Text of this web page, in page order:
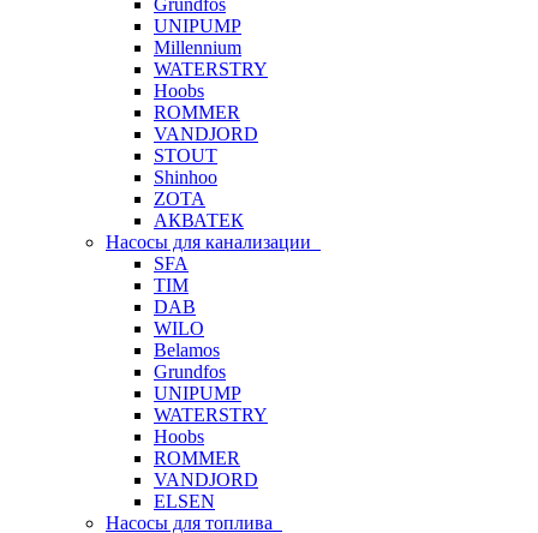
Grundfos
UNIPUMP
Millennium
WATERSTRY
Hoobs
ROMMER
VANDJORD
STOUT
Shinhoo
ZOTA
АКВАТЕК
Насосы для канализации
SFA
TIM
DAB
WILO
Belamos
Grundfos
UNIPUMP
WATERSTRY
Hoobs
ROMMER
VANDJORD
ELSEN
Насосы для топлива